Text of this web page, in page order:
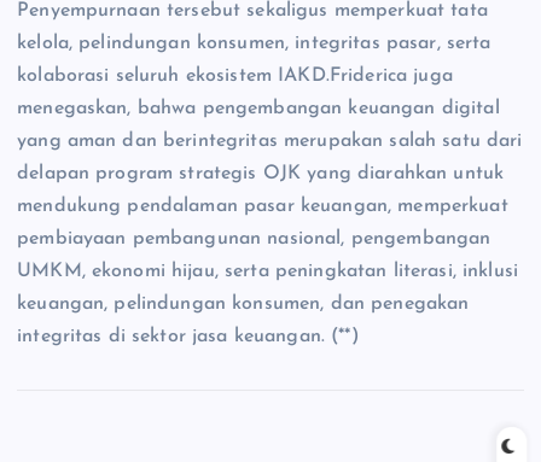
Penyempurnaan tersebut sekaligus memperkuat tata
kelola, pelindungan konsumen, integritas pasar, serta
kolaborasi seluruh ekosistem IAKD.Friderica juga
menegaskan, bahwa pengembangan keuangan digital
yang aman dan berintegritas merupakan salah satu dari
delapan program strategis OJK yang diarahkan untuk
mendukung pendalaman pasar keuangan, memperkuat
pembiayaan pembangunan nasional, pengembangan
UMKM, ekonomi hijau, serta peningkatan literasi, inklusi
keuangan, pelindungan konsumen, dan penegakan
integritas di sektor jasa keuangan. (**)